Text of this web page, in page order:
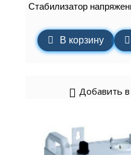
Стабилизатор
В корзину
Добавить